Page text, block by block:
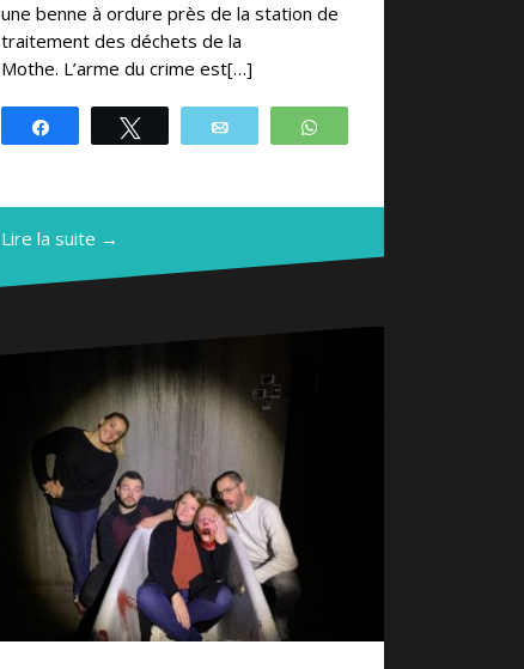
une benne à ordure près de la station de
traitement des déchets de la
Mothe. L’arme du crime est[…]
Partagez Tweetez
Lire la suite →